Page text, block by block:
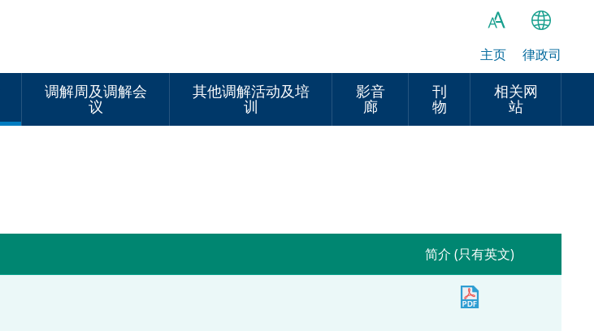
A
A
A
繁
简
主页 律政司
调解周及调解会
议
其他调解活动及培
训
影音
廊
刊
物
相关网
站
简介 (只有英文)